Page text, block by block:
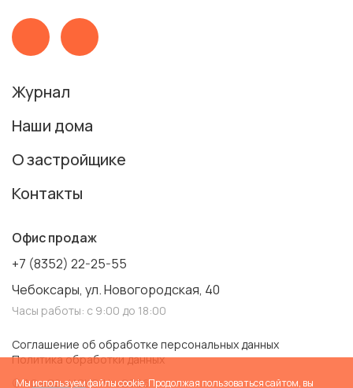
Журнал
Наши дома
О застройщике
Контакты
Офис продаж
+7 (8352) 22-25-55
Чебоксары, ул. Новогородская, 40
Часы работы: с 9:00 до 18:00
© АО «СЗ «ИСКО-Ч». 2026
Соглашение об обработке персональных данных
Политика обработки данных
Мы используемфайлы cookie. Продолжая пользоваться сайтом, вы